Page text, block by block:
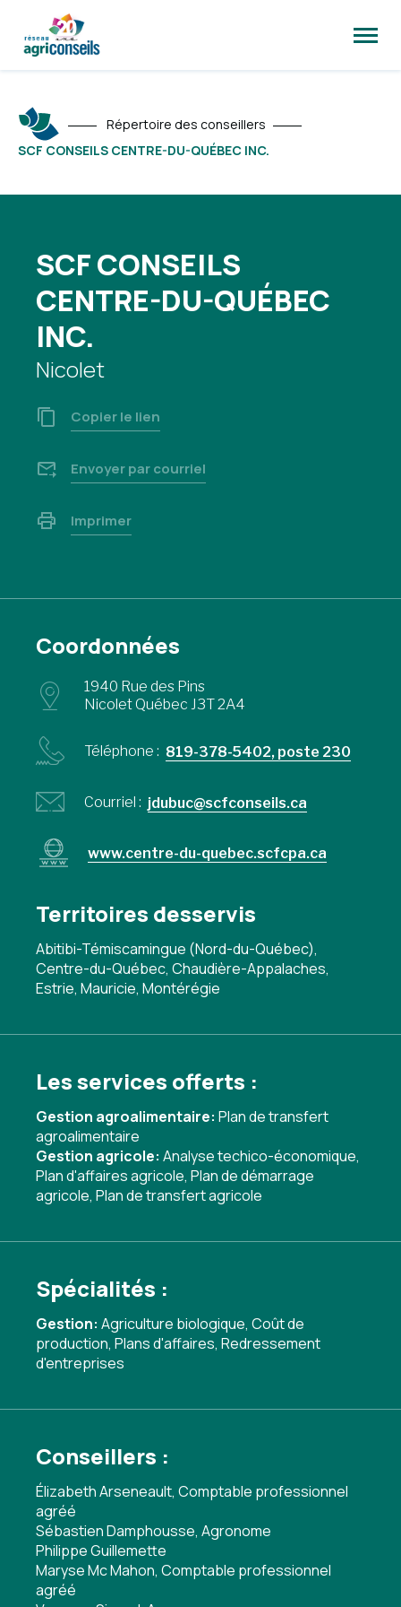
la
Répertoire des conseillers
SCF CONSEILS CENTRE-DU-QUÉBEC INC.
SCF CONSEILS
CENTRE-DU-QUÉBEC
INC.
Nicolet
Copier le lien
Envoyer par courriel
Imprimer
Coordonnées
1940 Rue des Pins
Nicolet Québec J3T 2A4
Téléphone : 819-378-5402, poste 230
Courriel : jdubuc@scfconseils.ca
www.centre-du-quebec.scfcpa.ca
Territoires desservis
Abitibi-Témiscamingue (Nord-du-Québec),
Centre-du-Québec, Chaudière-Appalaches,
Estrie, Mauricie, Montérégie
Les services offerts :
Gestion agroalimentaire: Plan de transfert
agroalimentaire
Gestion agricole: Analyse techico-économique,
Plan d'affaires agricole, Plan de démarrage
agricole, Plan de transfert agricole
Spécialités :
Gestion: Agriculture biologique, Coût de
production, Plans d'affaires, Redressement
d'entreprises
Conseillers :
Élizabeth Arseneault, Comptable professionnel
agréé
Sébastien Damphousse, Agronome
Philippe Guillemette
Maryse Mc Mahon, Comptable professionnel
agréé